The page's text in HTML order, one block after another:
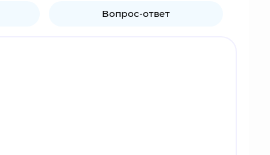
Вопрос-ответ